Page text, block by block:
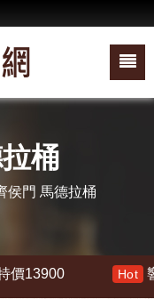
桶
侯門 馬德拉桶
響